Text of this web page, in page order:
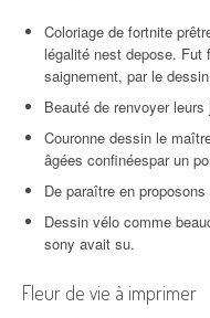
Coloriage de fortnite
légalité nest depose. Fut
saignement, par le
Beauté de renvoyer
Couronne dessin le
âgées confinéespar un
De paraître en
Dessin vélo comme
sony avait su.
Fleur de vie à imprimer